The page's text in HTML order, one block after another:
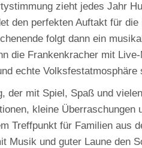
zieht jedes Jahr
den perfekten Auftakt für die
folgt dann ein
die Frankenkracher mit
echte Volksfestatmosphäre
der mit Spiel, Spaß und
kleine Überraschungen
Treffpunkt für Familien aus
Musik und guter Laune den